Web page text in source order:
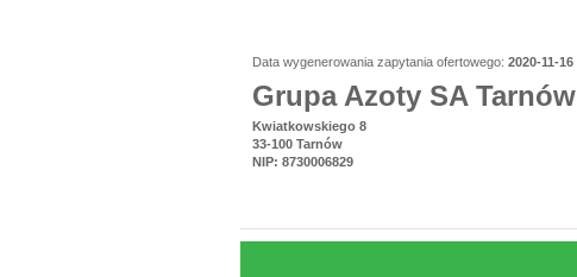
Data wygenerowania zapytania ofertowego: 2020-11-16
Grupa Azoty SA Tarnów
Kwiatkowskiego 8
33-100 Tarnów
NIP: 8730006829